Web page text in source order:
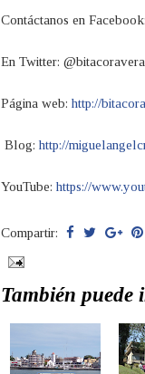
Contáctanos en
En Twitter:
Página web: http://
Blog: http://
YouTube: https://
Compartir:
También puede